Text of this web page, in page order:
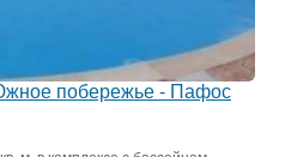
побережье - Пафос